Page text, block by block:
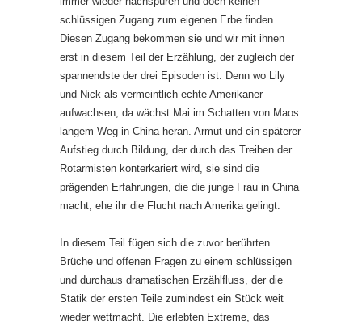
schlüssigen Zugang zum eigenen Erbe finden.
Diesen Zugang bekommen sie und wir mit ihnen
erst in diesem Teil der Erzählung, der zugleich der
spannendste der drei Episoden ist. Denn wo Lily
und Nick als vermeintlich echte Amerikaner
aufwachsen, da wächst Mai im Schatten von Maos
langem Weg in China heran. Armut und ein späterer
Aufstieg durch Bildung, der durch das Treiben der
Rotarmisten konterkariert wird, sie sind die
prägenden Erfahrungen, die die junge Frau in China
macht, ehe ihr die Flucht nach Amerika gelingt.
In diesem Teil fügen sich die zuvor berührten
Brüche und offenen Fragen zu einem schlüssigen
und durchaus dramatischen Erzählfluss, der die
Statik der ersten Teile zumindest ein Stück weit
wieder wettmacht. Die erlebten Extreme, das